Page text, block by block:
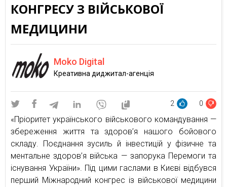
КОНГРЕСУ З ВІЙСЬКОВОЇ
МЕДИЦИНИ
Moko Digital
Креативна диджитал-агенція
2 0
«Пріоритет українського військового командування —
збереження життя та здоров’я нашого бойового
складу. Поєднання зусиль й інвестицій у фізичне та
ментальне здоров’я війська — запорука Перемоги та
існування України». Під цими гаслами в Києві відбувся
перший Міжнародний конгрес із військової медицини